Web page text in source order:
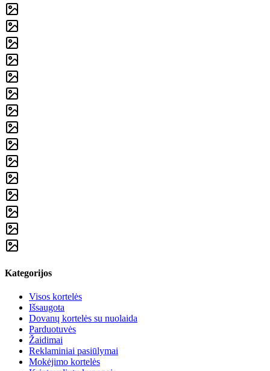
Kategorijos
Visos kortelės
Išsaugota
Dovanų kortelės su nuolaida
Parduotuvės
Žaidimai
Reklaminiai pasiūlymai
Mokėjimo kortelės